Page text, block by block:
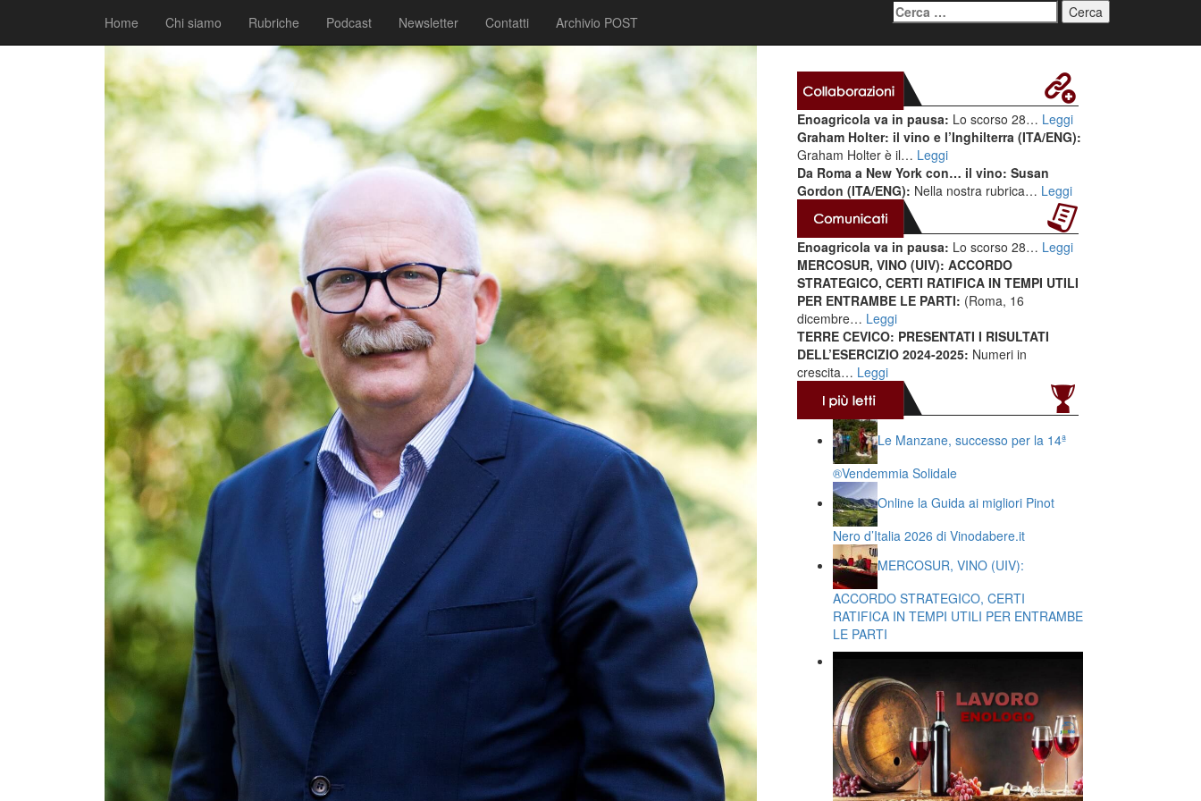
Home Chi siamo Rubriche Podcast Newsletter Contatti Archivio POST
Ricerca
per:
Enoagricola va in pausa: Lo scorso 28… Leggi
Graham Holter: il vino e l’Inghilterra (ITA/ENG):
Graham Holter è il… Leggi
Da Roma a New York con… il vino: Susan
Gordon (ITA/ENG): Nella nostra rubrica… Leggi
Enoagricola va in pausa: Lo scorso 28… Leggi
MERCOSUR, VINO (UIV): ACCORDO
STRATEGICO, CERTI RATIFICA IN TEMPI UTILI
PER ENTRAMBE LE PARTI: (Roma, 16
dicembre… Leggi
TERRE CEVICO: PRESENTATI I RISULTATI
DELL’ESERCIZIO 2024-2025: Numeri in
crescita… Leggi
Le Manzane, successo per la 14ª
®️Vendemmia Solidale
Online la Guida ai migliori Pinot
Nero d’Italia 2026 di Vinodabere.it
MERCOSUR, VINO (UIV):
ACCORDO STRATEGICO, CERTI
RATIFICA IN TEMPI UTILI PER ENTRAMBE
LE PARTI